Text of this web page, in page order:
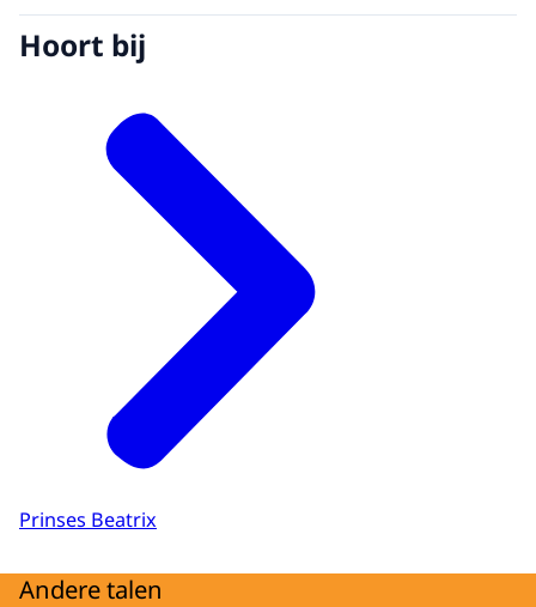
Hoort bij
Prinses Beatrix
Andere talen